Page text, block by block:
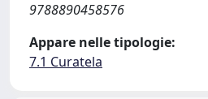
9788890458576
Appare nelle tipologie:
7.1 Curatela